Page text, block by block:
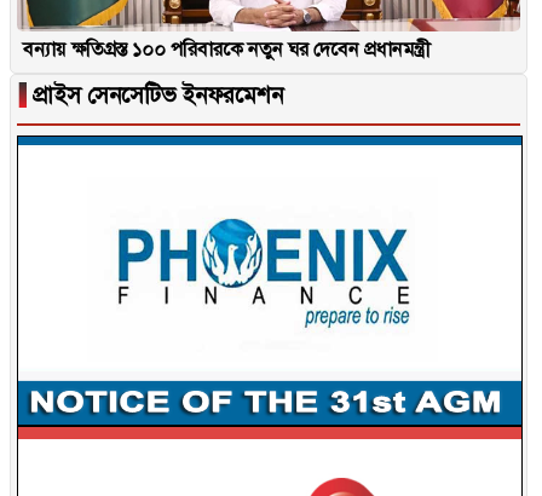
বন্যায় ক্ষতিগ্রস্ত ১০০ পরিবারকে নতুন ঘর দেবেন প্রধানমন্ত্রী
▐ প্রাইস সেনসেটিভ ইনফরমেশন